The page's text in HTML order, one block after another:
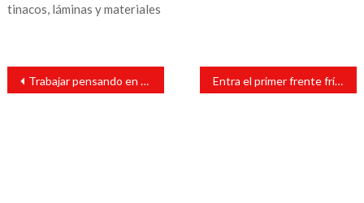
tinacos, láminas y materiales
Navegación
entradas
Trabajar pensando en el futuro, tarea de nuevos gobiernos: Gómez Cazarín Entra el primer frente frío en septiembre 2021 y afectará a estos estados